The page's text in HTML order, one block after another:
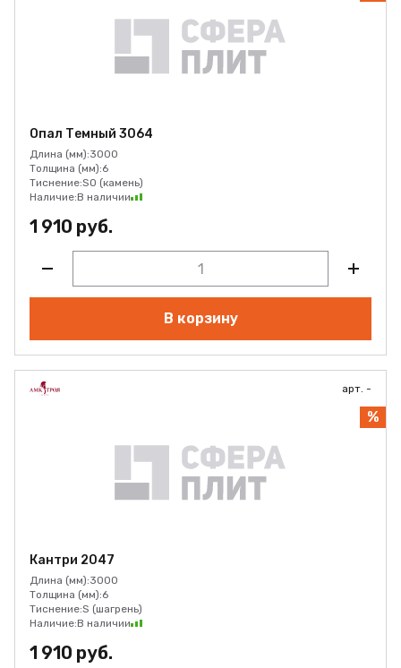
Опал Темный 3064
Длина (мм):3000
Толщина (мм):6
Тиснение:SO (камень)
Наличие:В наличии
1 910 руб.
В корзину
арт. -
%
Кантри 2047
Длина (мм):3000
Толщина (мм):6
Тиснение:S (шагрень)
Наличие:В наличии
1 910 руб.